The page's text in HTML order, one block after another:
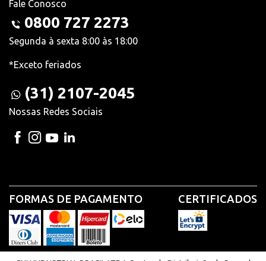
Fale Conosco
0800 727 2273
Segunda à sexta 8:00 às 18:00
*Exceto feriados
(31) 2107-2045
Nossas Redes Sociais
FORMAS DE PAGAMENTO CERTIFICADOS